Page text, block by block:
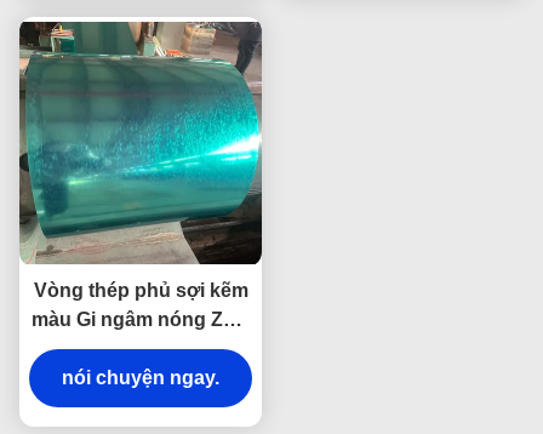
Vòng thép phủ sợi kẽm
màu Gi ngâm nóng Z20-
275g ASTM A653
nói chuyện ngay.